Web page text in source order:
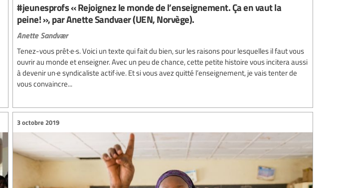
#jeunesprofs « Rejoignez le monde de l’enseignement. Ça en vaut la
peine! », par Anette Sandvaer (UEN, Norvège).
Anette Sandvær
Tenez-vous prêt·e·s. Voici un texte qui fait du bien, sur les raisons pour lesquelles il faut vous
ouvrir au monde et enseigner. Avec un peu de chance, cette petite histoire vous incitera aussi
à devenir un·e syndicaliste actif·ive. Et si vous avez quitté l’enseignement, je vais tenter de
vous convaincre...
3 octobre 2019